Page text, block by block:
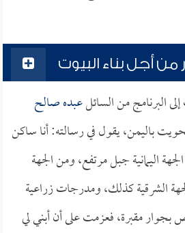
أجل بناء البيوت
البرنامج من السائلعبده صالح
باليمن، يقول في رسالته: أنا ساكن
اليمانية جبل مرتفع، ومن الجهة
الشرقية كذلك، ومدرجات زراعية
مقبرة، فعزمت على أن أبني لي